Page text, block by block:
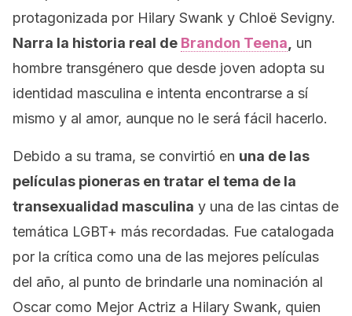
protagonizada por Hilary Swank y Chloë Sevigny.
Narra la historia real de Brandon Teena
un
hombre transgénero que desde joven adopta su
identidad masculina e intenta encontrarse a sí
mismo y al amor, aunque no le será fácil hacerlo.
Debido a su trama, se convirtió en una de las
películas pioneras en tratar el tema de la
transexualidad masculina y una de las cintas de
temática LGBT+ más recordadas. Fue catalogada
por la crítica como una de las mejores películas
del año, al punto de brindarle una nominación al
Oscar como Mejor Actriz a Hilary Swank, quien